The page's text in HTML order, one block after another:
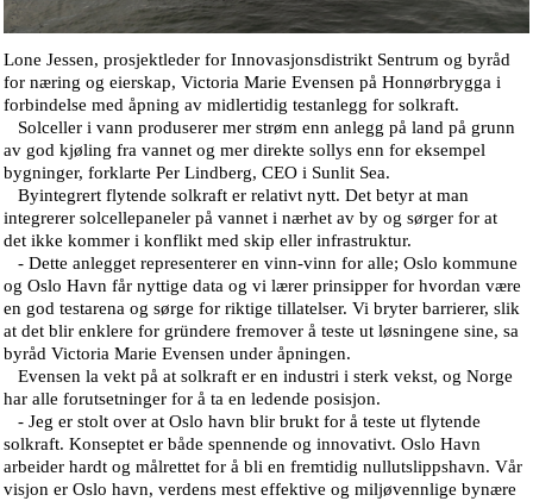
Lone Jessen, prosjektleder for Innovasjonsdistrikt Sentrum og byråd
for næring og eierskap, Victoria Marie Evensen på Honnørbrygga i
forbindelse med åpning av midlertidig testanlegg for solkraft.
Solceller i vann produserer mer strøm enn anlegg på land på grunn
av god kjøling fra vannet og mer direkte sollys enn for eksempel
bygninger, forklarte Per Lindberg, CEO i Sunlit Sea.
Byintegrert flytende solkraft er relativt nytt. Det betyr at man
integrerer solcellepaneler på vannet i nærhet av by og sørger for at
det ikke kommer i konflikt med skip eller infrastruktur.
- Dette anlegget representerer en vinn-vinn for alle; Oslo kommune
og Oslo Havn får nyttige data og vi lærer prinsipper for hvordan være
en god testarena og sørge for riktige tillatelser. Vi bryter barrierer, slik
at det blir enklere for gründere fremover å teste ut løsningene sine, sa
byråd Victoria Marie Evensen under åpningen.
Evensen la vekt på at solkraft er en industri i sterk vekst, og Norge
har alle forutsetninger for å ta en ledende posisjon.
- Jeg er stolt over at Oslo havn blir brukt for å teste ut flytende
solkraft. Konseptet er både spennende og innovativt. Oslo Havn
arbeider hardt og målrettet for å bli en fremtidig nullutslippshavn. Vår
visjon er Oslo havn, verdens mest effektive og miljøvennlige bynære